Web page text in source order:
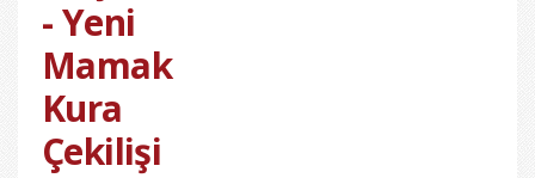
- Yeni
Mamak
Kura
Çekilişi